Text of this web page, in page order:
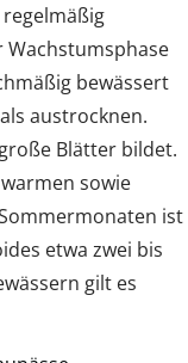
Wachstumsphase
bewässert
austrocknen.
Blätter bildet.
sowie
ist
etwa zwei bis
gilt es